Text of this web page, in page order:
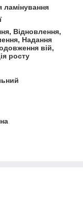
ламінування
Відновлення,
Надання
вій,
росту